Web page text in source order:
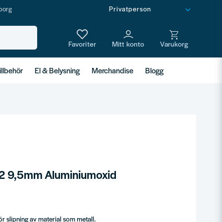
El & Belysning Merchandise Blogg
9,5mm Aluminiumoxid
slipning av material som metall.